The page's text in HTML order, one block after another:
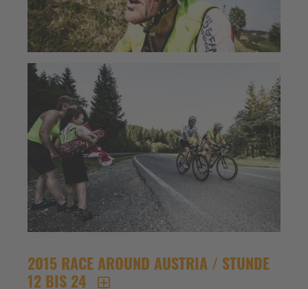
2015 RACE AROUND AUSTRIA / STUNDE
12 BIS 24